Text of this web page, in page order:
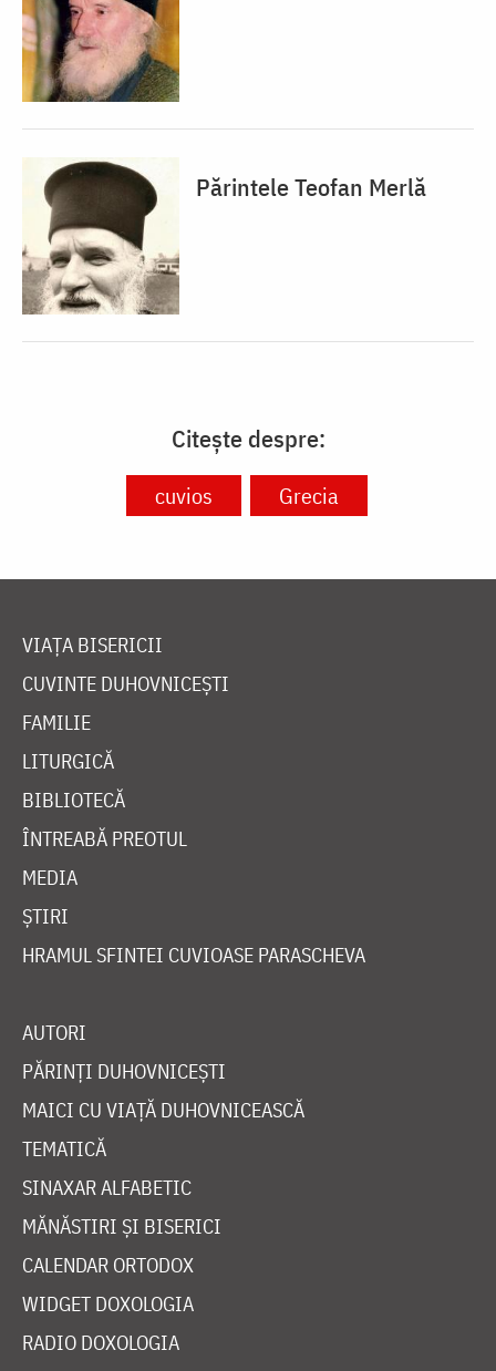
Părintele Teofan Merlă
Citește despre:
cuvios Grecia
VIAȚA BISERICII
CUVINTE DUHOVNICEȘTI
FAMILIE
LITURGICĂ
BIBLIOTECĂ
ÎNTREABĂ PREOTUL
MEDIA
ȘTIRI
HRAMUL SFINTEI CUVIOASE PARASCHEVA
AUTORI
PĂRINȚI DUHOVNICEȘTI
MAICI CU VIAȚĂ DUHOVNICEASCĂ
TEMATICĂ
SINAXAR ALFABETIC
MĂNĂSTIRI ȘI BISERICI
CALENDAR ORTODOX
WIDGET DOXOLOGIA
RADIO DOXOLOGIA